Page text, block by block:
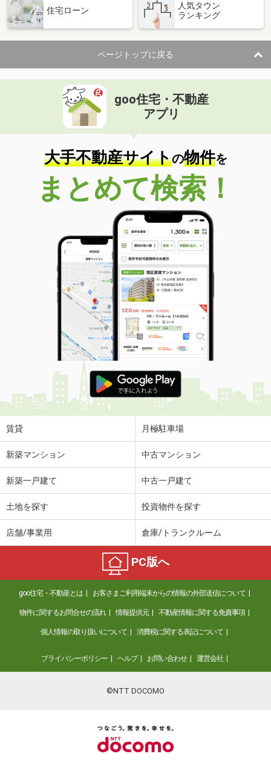
住宅ローン
人気タウン
ランキング
ページトップに戻る
goo住宅・不動産
アプリ
大手不動産サイトの物件を
まとめて検索！
賃貸 月極駐車場
新築マンション 中古マンション
新築一戸建て 中古一戸建て
土地を探す 投資物件を探す
店舗/事業用 倉庫/トランクルーム
PC版へ
goo住宅・不動産とは お客さまご利用端末からの情報の外部送信について
物件に関するお問合せの流れ 情報提供元 不動産情報に関する免責事項
個人情報の取り扱いについて 消費税に関する表記について
プライバシーポリシー ヘルプ お問い合わせ 運営会社
©NTT DOCOMO